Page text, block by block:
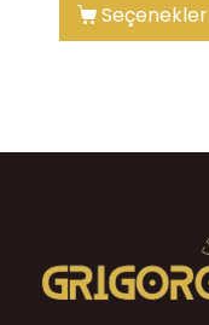
Seçenekler